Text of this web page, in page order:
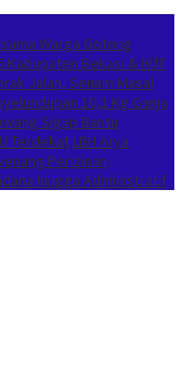
Warga Gotong
Kabupaten Bekasi & HUT
Jalan, Senam Masal
10,1 Kg Ganja
Sigap Bantu
Terdekat LBH Arya
Perizinan
hingga Administratif